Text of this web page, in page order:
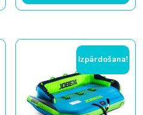
Izpārdošana!